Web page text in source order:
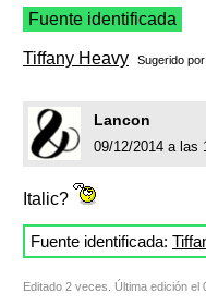
Fuente identificada
Tiffany Heavy Sugerido por
Lancon
09/12/2014 a las
Italic?
Fuente identificada:
Editado 2 veces. Última edición